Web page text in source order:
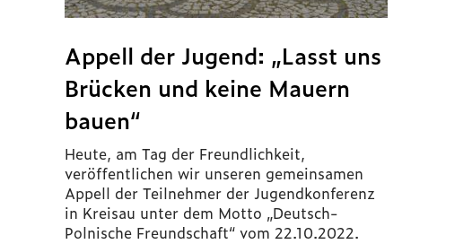
Appell der Jugend: „Lasst uns
Brücken und keine Mauern
bauen“
Heute, am Tag der Freundlichkeit,
veröffentlichen wir unseren gemeinsamen
Appell der Teilnehmer der Jugendkonferenz
in Kreisau unter dem Motto „Deutsch-
Polnische Freundschaft“ vom 22.10.2022.